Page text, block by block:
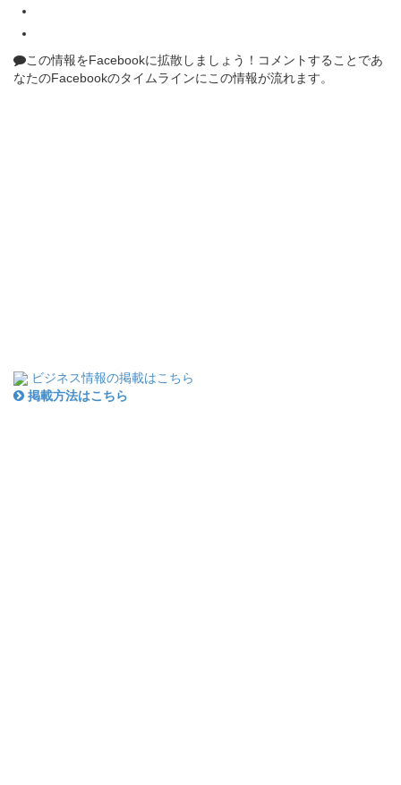
この情報をFacebookに拡散しましょう！ コメントすることであ
なたのFacebookのタイムラインにこの情報が流れます。
ビジネス情報の掲載はこちら
掲載方法はこちら